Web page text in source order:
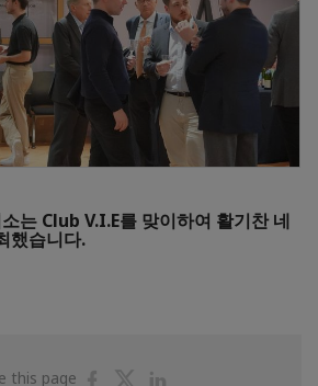
는 Club V.I.E를 맞이하여 활기찬 네
했습니다.
this page
ShareShare